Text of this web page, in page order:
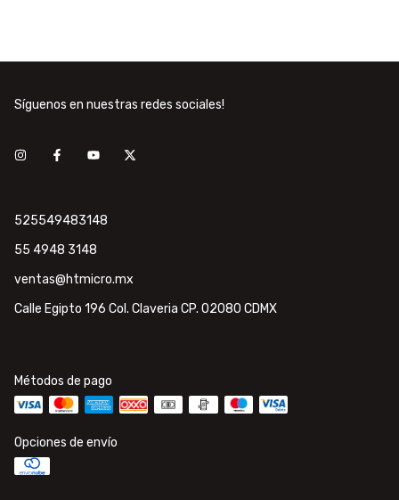
Síguenos en nuestras redes sociales!
525549483148
55 4948 3148
ventas@htmicro.mx
Calle Egipto 196 Col. Claveria CP. 02080 CDMX
Métodos de pago
Opciones de envío